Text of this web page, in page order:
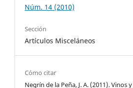
Núm. 14 (2010)
Sección
Artículos Misceláneos
Cómo citar
Negrín de la Peña, J. A. (2011). Vinos y